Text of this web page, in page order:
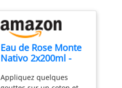
est obtenue par
distillation à la vapeur
d'eau des pétales frais de
Rosa damascena. Ce
eau florale
Eau de Rose Monte
Nativo 2x200ml -
Pour la peau
Appliquez quelques